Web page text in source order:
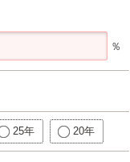
％
25年 20年